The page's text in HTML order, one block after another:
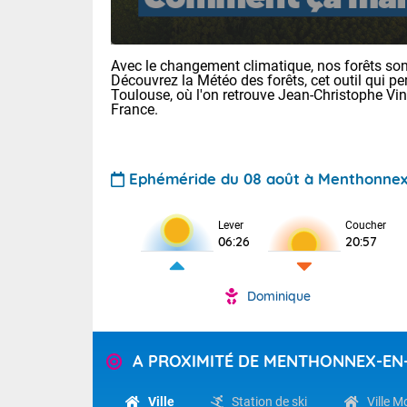
TENDANCE
Pour la
Les
Tendance
Avec le changement climatique, nos forêts
Découvrez la Météo des forêts, cet outil qui
Toulouse, où l'on retrouve Jean-Christophe
France.
Ephéméride du 08 août à
Lever
06:26
Coucher
20:57
Dominique
A PROXIMITÉ DE MENTHONNEX-
Ville Station de ski Ville
Voici les
29/16 Paris :
Limoges :
Lille : 28/15
Savoie
Des résidus